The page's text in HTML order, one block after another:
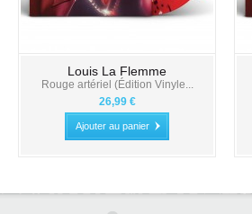
Louis La Flemme
Rouge artériel (Édition Vinyle...
26,99 €
Ajouter au panier